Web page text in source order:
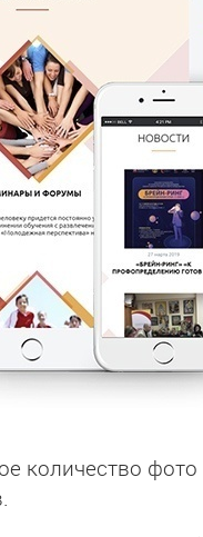
количество